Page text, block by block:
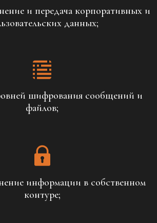
и передача корпоративных и
данных;
шифрования сообщений и
файлов;
информации в собственном
контуре;